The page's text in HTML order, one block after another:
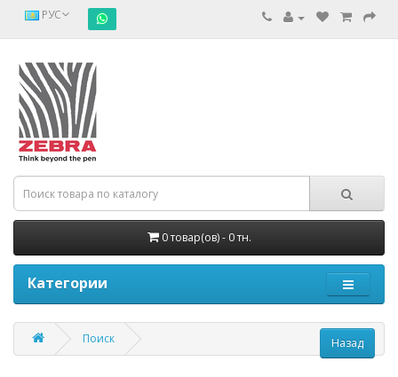
РУС
0 товар(ов) - 0 тн.
Категории
Поиск